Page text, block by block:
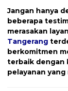
Jangan hanya
beberapa
merasakan
Tangerang
berkomitmen
terbaik dengan
pelayanan